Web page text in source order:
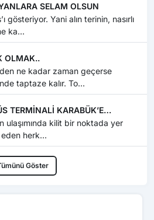
SELAM OLSUN
gösteriyor. Yani alın terinin, nasırlı
ka...
OLMAK..
ne kadar zaman geçerse
taptaze kalır. To...
TERMİNALİ KARABÜK’E
ulaşımında kilit bir noktada yer
herk...
Göster